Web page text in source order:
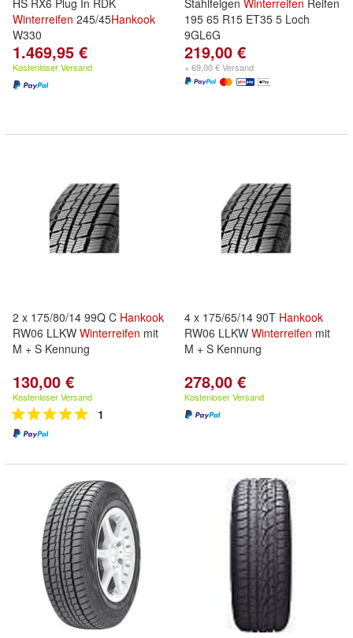
HS RX6 Plug In RDK
Winterreifen 245/45Hankook
W330
1.469,95 €
Kostenloser Versand
Stahlfelgen Winterreifen Reifen
195 65 R15 ET35 5 Loch
9GL6G
219,00 €
+ 69,00 € Versand
2 x 175/80/14 99Q C Hankook
RW06 LLKW Winterreifen mit
M + S Kennung
130,00 €
Kostenloser Versand
1
4 x 175/65/14 90T Hankook
RW06 LLKW Winterreifen mit
M + S Kennung
278,00 €
Kostenloser Versand